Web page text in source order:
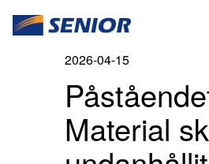
2026-04-15
Material